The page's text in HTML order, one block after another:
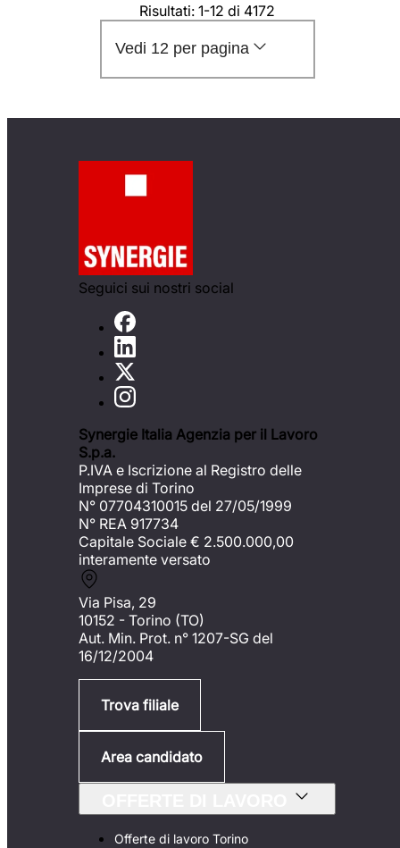
Risultati: 1-12 di 4172
Vedi 12 per pagina
Seguici sui nostri social
Synergie Italia Agenzia per il Lavoro
S.p.a.
P.IVA e Iscrizione al Registro delle
Imprese di Torino
N° 07704310015 del 27/05/1999
N° REA 917734
Capitale Sociale € 2.500.000,00
interamente versato
Via Pisa, 29
10152 - Torino (TO)
Aut. Min. Prot. n° 1207-SG del
16/12/2004
Trova filiale
Area candidato
Offerte di lavoro Torino